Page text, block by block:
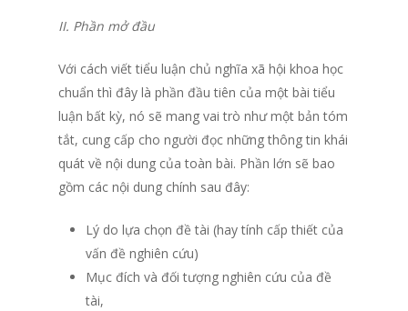
II. Phần mở đầu
Với cách viết tiểu luận chủ nghĩa xã hội khoa học
chuẩn thì đây là phần đầu tiên của một bài tiểu
luận bất kỳ, nó sẽ mang vai trò như một bản tóm
tắt, cung cấp cho người đọc những thông tin khái
quát về nội dung của toàn bài. Phần lớn sẽ bao
gồm các nội dung chính sau đây:
Lý do lựa chọn đề tài (hay tính cấp thiết của
vấn đề nghiên cứu)
Mục đích và đối tượng nghiên cứu của đề
tài,